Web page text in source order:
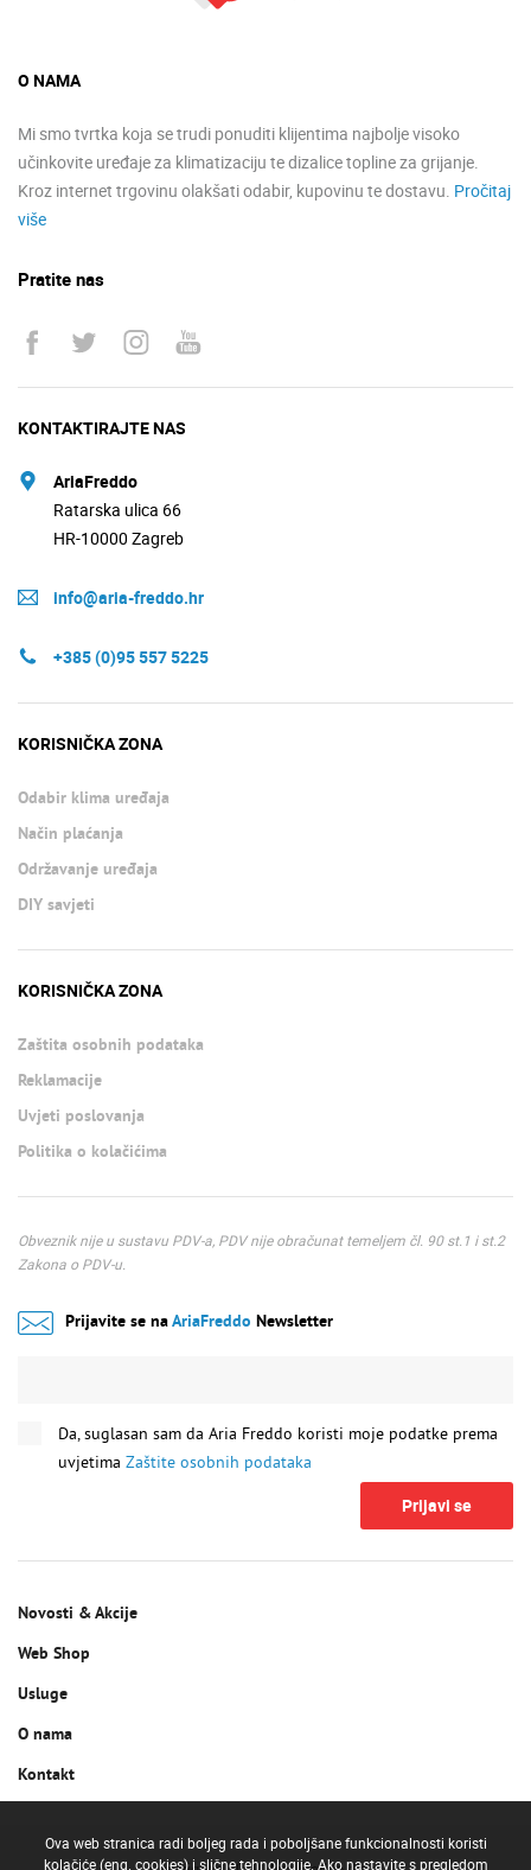
O NAMA
Mi smo tvrtka koja se trudi ponuditi klijentima najbolje visoko
učinkovite uređaje za klimatizaciju te dizalice topline za grijanje.
Kroz internet trgovinu olakšati odabir, kupovinu te dostavu. Pročitaj
više
Pratite nas
KONTAKTIRAJTE NAS
AriaFreddo
Ratarska ulica 66
HR-10000 Zagreb
info@aria-freddo.hr
+385 (0)95 557 5225
KORISNIČKA ZONA
Odabir klima uređaja
Način plaćanja
Održavanje uređaja
DIY savjeti
KORISNIČKA ZONA
Zaštita osobnih podataka
Reklamacije
Uvjeti poslovanja
Politika o kolačićima
Obveznik nije u sustavu PDV-a, PDV nije obračunat temeljem čl. 90 st.1 i st.2
Zakona o PDV-u.
Prijavite se naAriaFreddo Newsletter
Da, suglasan sam da Aria Freddo koristi moje podatke prema
uvjetima Zaštite osobnih podataka
Prijavi se
Novosti & Akcije
Web Shop
Usluge
O nama
Kontakt
Ova web stranica radi boljeg rada i poboljšane funkcionalnosti koristi
kolačiće (eng. cookies) i slične tehnologije. Ako nastavite s pregledom